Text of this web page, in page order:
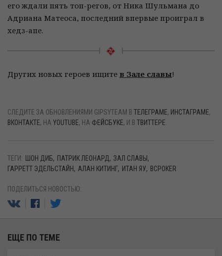
его ждали пять топ-регов, от Ника Шульмана до
Адриана Матеоса, последний впервые проиграл в
хедз-апе.
Других новых героев ищите в Зале славы!
СЛЕДИТЕ ЗА ОБНОВЛЕНИЯМИ GIPSYTEAM В ТЕЛЕГРАМЕ, ИНСТАГРАМЕ,
ВКОНТАКТЕ, НА YOUTUBE, НА ФЕЙСБУКЕ, И В ТВИТТЕРЕ
ТЕГИ: ШОН ДИБ ПАТРИК ЛЕОНАРД
ЗАЛ СЛАВЫ
ГАРРЕТТ ЭДЕЛЬСТАЙН
АЛАН КИТИНГ ИТАН ЯУ BCPOKER
ПОДЕЛИТЬСЯ НОВОСТЬЮ:
ЕЩЕ ПО ТЕМЕ